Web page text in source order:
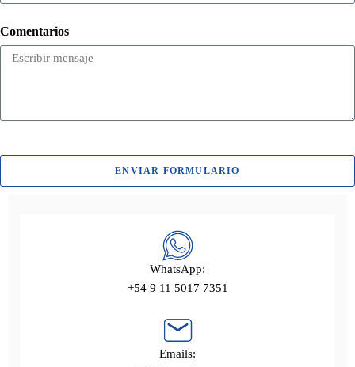
Comentarios
ENVIAR FORMULARIO
WhatsApp:
+54 9 11 5017 7351
Emails: